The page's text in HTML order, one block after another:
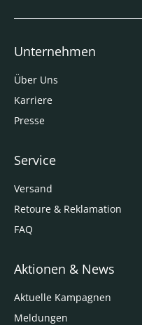
Unternehmen
Über Uns
Karriere
Presse
Service
Versand
Retoure & Reklamation
FAQ
Aktionen & News
Aktuelle Kampagnen
Meldungen